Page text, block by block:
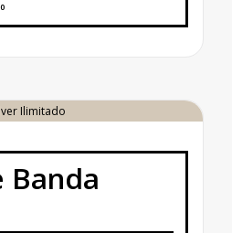
de datos sobre banda ancha
Ilimitado
Banda